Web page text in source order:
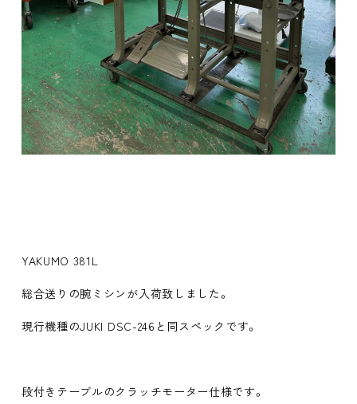
YAKUMO 381L
総合送りの腕ミシンが入荷致しました。
現行機種のJUKI DSC-246と同スペックです。
段付きテーブルのクラッチモーター仕様です。